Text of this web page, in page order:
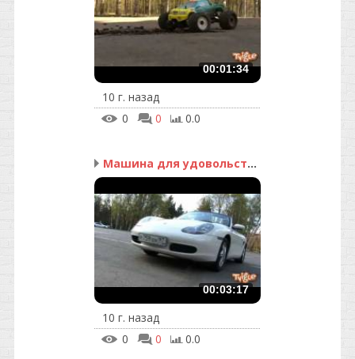
00:01:34
10 г. назад
0
0 0.0
Машина для удовольствия
00:03:17
10 г. назад
0
0 0.0